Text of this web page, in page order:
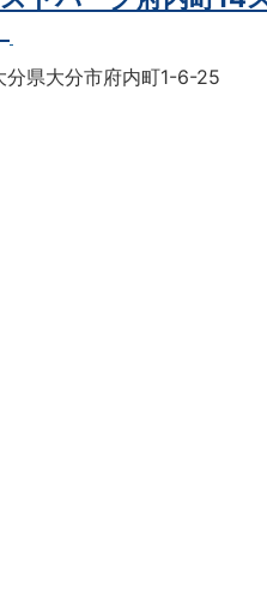
分県大分市府内町1-6-25